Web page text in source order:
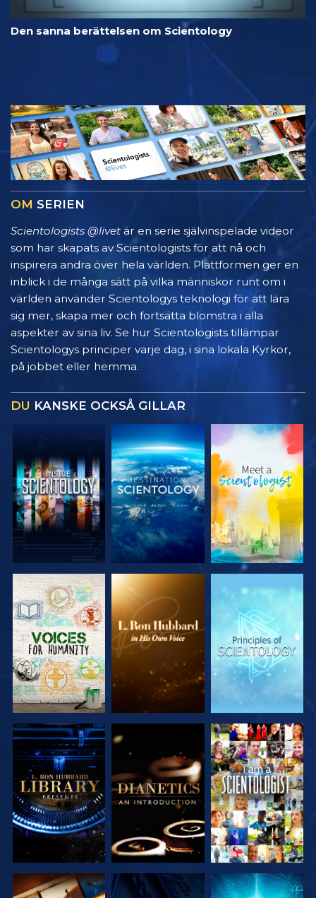
Den sanna berättelsen om Scientology
OM SERIEN
Scientologists @livet är en serie självinspelade videor
som har skapats av Scientologists för att nå och
inspirera andra över hela världen. Plattformen ger en
inblick i de många sätt på vilka människor runt om i
världen använder Scientologys teknologi för att lära
sig mer, skapa mer och fortsätta blomstra i alla
aspekter av sina liv. Se hur Scientologists tillämpar
Scientologys principer varje dag, i sina lokala Kyrkor,
på jobbet eller hemma.
DU KANSKE OCKSÅ GILLAR
UTFORSKA
SERIEN
UTFORSKA
SERIEN
UTFORSKA
SERIEN
UTFORSKA
SERIEN
UTFORSKA
SERIEN
TITTA